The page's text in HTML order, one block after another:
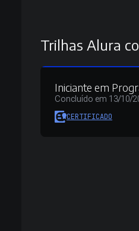
Trilhas Alura
Iniciante em
Concluído em 13/10/
CERTIFICADO